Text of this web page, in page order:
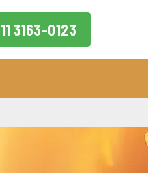
11 3163-0123